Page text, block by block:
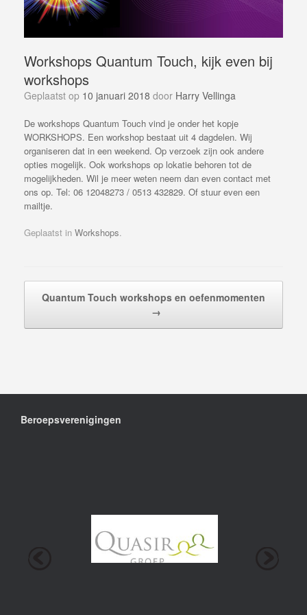
Workshops Quantum Touch, kijk even bij
workshops
Geplaatst op 10 januari 2018 door Harry Vellinga
De workshops Quantum Touch vind je onder het kopje
WORKSHOPS. Een workshop bestaat uit 4 dagdelen. Wij
organiseren dat in een weekend. Op verzoek zijn ook andere
opties mogelijk. Ook workshops op lokatie behoren tot de
mogelijkheden. Wil je meer weten neem dan even contact met
ons op. Tel: 06 12048273 / 0513 432829. Of stuur even een
mailtje.
Geplaatst in Workshops.
Bericht navigatie
Quantum Touch workshops en oefenmomenten
→
Beroepsverenigingen